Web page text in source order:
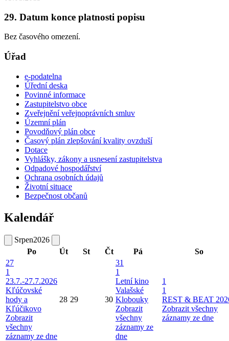
29. Datum konce platnosti popisu
Bez časového omezení.
Úřad
e-podatelna
Úřední deska
Povinné informace
Zastupitelstvo obce
Zveřejnění veřejnoprávních smluv
Územní plán
Povodňový plán obce
Časový plán zlepšování kvality ovzduší
Dotace
Vyhlášky, zákony a usnesení zastupitelstva
Odpadové hospodářství
Ochrana osobních údajů
Životní situace
Bezpečnost občanů
Kalendář
Srpen2026
Po
Út St Čt Pá
So
27
1
23.7.-27.7.2026
Kľúčovské
hody a
Kľúčikovo
Zobrazit
všechny
záznamy ze dne
28 29 30
31
1
Letní kino
Valašské
Klobouky
Zobrazit
všechny
záznamy ze
dne
1
1
REST & BEAT
Zobrazit všechny
záznamy ze dne